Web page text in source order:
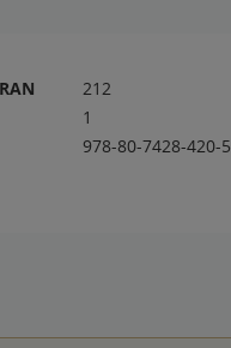
212
1
978-80-7428-420-5